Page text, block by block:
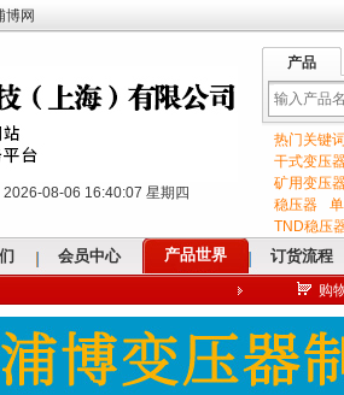
博网
2026-08-06 16:40:08 星期四
产品
输热门关键
干式变压
矿用变压
稳压器
TND稳压
会员中心 产品世界 订货流程
购